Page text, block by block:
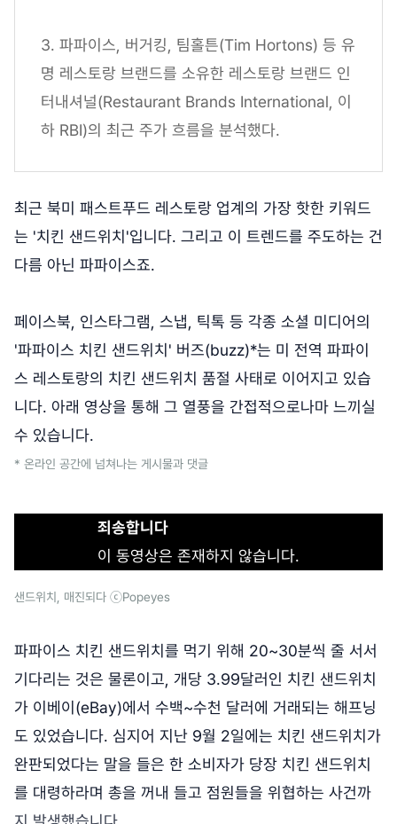
3. 파파이스, 버거킹, 팀홀튼(Tim Hortons) 등 유
명 레스토랑 브랜드를 소유한 레스토랑 브랜드 인
터내셔널(Restaurant Brands International, 이
하 RBI)의 최근 주가 흐름을 분석했다.
최근 북미 패스트푸드 레스토랑 업계의 가장 핫한 키워드
는 '치킨 샌드위치'입니다. 그리고 이 트렌드를 주도하는 건
다름 아닌 파파이스죠.
페이스북, 인스타그램, 스냅, 틱톡 등 각종 소셜 미디어의
'파파이스 치킨 샌드위치' 버즈(buzz)*는 미 전역 파파이
스 레스토랑의 치킨 샌드위치 품절 사태로 이어지고 있습
니다. 아래 영상을 통해 그 열풍을 간접적으로나마 느끼실
수 있습니다.
* 온라인 공간에 넘쳐나는 게시물과 댓글
죄송합니다
이 동영상은 존재하지 않습니다.
샌드위치, 매진되다 ⓒPopeyes
파파이스 치킨 샌드위치를 먹기 위해 20~30분씩 줄 서서
기다리는 것은 물론이고, 개당 3.99달러인 치킨 샌드위치
가 이베이(eBay)에서 수백~수천 달러에 거래되는 해프닝
도 있었습니다. 심지어 지난 9월 2일에는 치킨 샌드위치가
완판되었다는 말을 들은 한 소비자가 당장 치킨 샌드위치
를 대령하라며 총을 꺼내 들고 점원들을 위협하는 사건까